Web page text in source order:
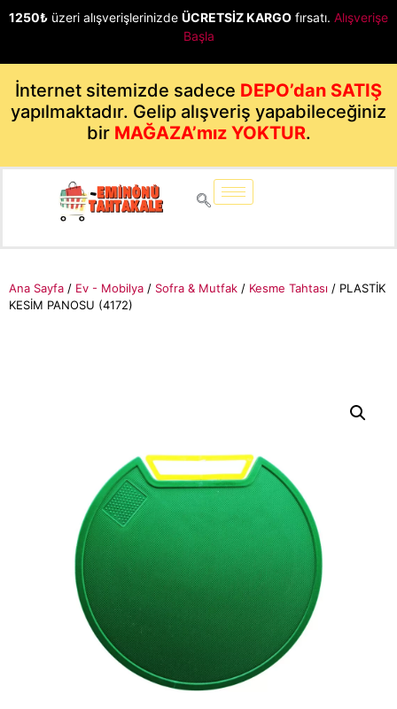
1250₺ üzeri alışverişlerinizde ÜCRETSİZ KARGO fırsatı. Alışverişe
Başla
İnternet sitemizde sadece DEPO’dan SATIŞ
yapılmaktadır. Gelip alışveriş yapabileceğiniz
bir MAĞAZA’mız YOKTUR.
Ana Sayfa / Ev - Mobilya / Sofra & Mutfak / Kesme Tahtası / PLASTİK
KESİM PANOSU (4172)